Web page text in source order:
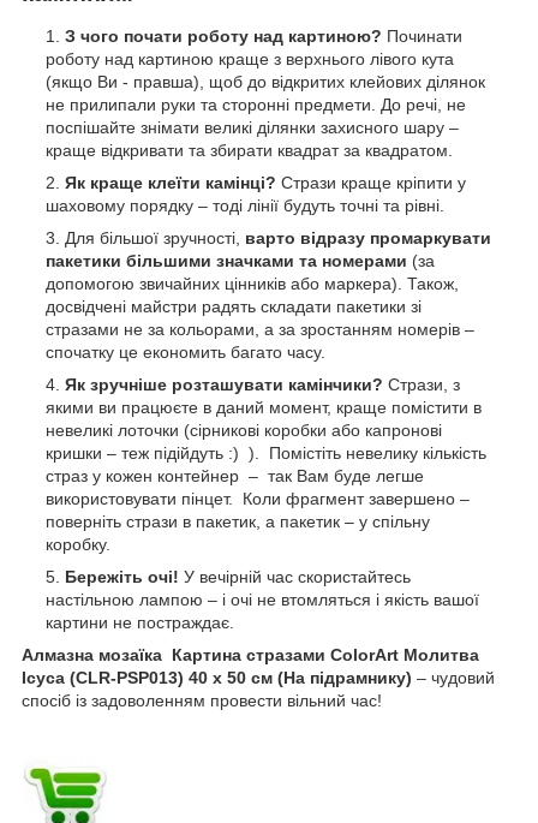
З чого почати роботу над картиною? Починати
роботу над картиною краще з верхнього лівого кута
(якщо Ви - правша), щоб до відкритих клейових ділянок
не прилипали руки та сторонні предмети. До речі, не
поспішайте знімати великі ділянки захисного шару –
краще відкривати та збирати квадрат за квадратом.
Як краще клеїти камінці? Стрази краще кріпити у
шаховому порядку – тоді лінії будуть точні та рівні.
Для більшої зручності, варто відразу промаркувати
пакетики більшими значками та номерами (за
допомогою звичайних цінників або маркера). Також,
досвідчені майстри радять складати пакетики зі
стразами не за кольорами, а за зростанням номерів –
спочатку це економить багато часу.
Як зручніше розташувати камінчики? Стрази, з
якими ви працюєте в даний момент, краще помістити в
невеликі лоточки (сірникові коробки або капронові
кришки – теж підійдуть :) ). Помістіть невелику кількість
страз у кожен контейнер – так Вам буде легше
використовувати пінцет. Коли фрагмент завершено –
поверніть стрази в пакетик, а пакетик – у спільну
коробку.
Бережіть очі! У вечірній час скористайтесь
настільною лампою – і очі не втомляться і якість вашої
картини не постраждає.
Алмазна мозаїка Картина стразами ColorArt Молитва
Ісуса (CLR-PSP013) 40 х 50 см (На підрамнику) – чудовий
спосіб із задоволенням провести вільний час!